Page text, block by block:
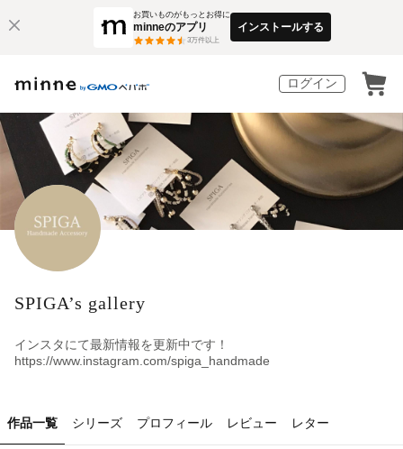
お買いものがもっとお得に
minneのアプリ
3万件以上
インストールする
ログイン
SPIGA’s gallery
インスタにて最新情報を更新中です！
https://www.instagram.com/spiga_handmade
作品一覧 シリーズ プロフィール レビュー レター